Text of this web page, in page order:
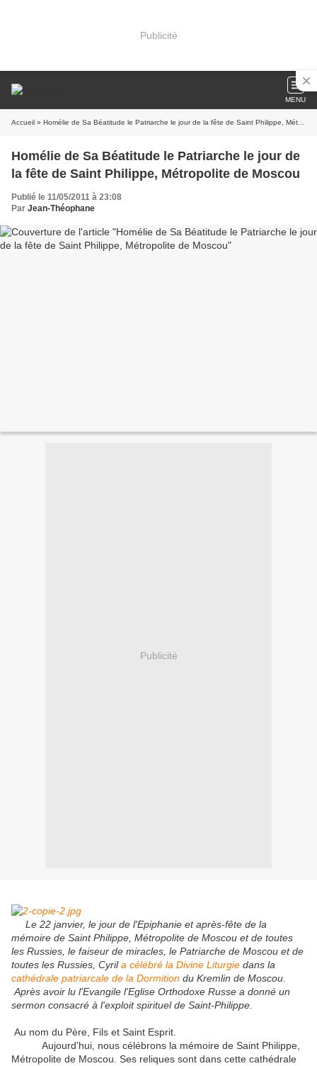
Publicité
MENU
Accueil » Homélie de Sa Béatitude le Patriarche le jour de la fête de Saint Philippe, Métropolite de Moscou
Homélie de Sa Béatitude le Patriarche le jour de
la fête de Saint Philippe, Métropolite de Moscou
Publié le 11/05/2011 à 23:08
Par Jean-Théophane
Publicité
Le 22 janvier, le jour de l'Epiphanie et après-fête de la
mémoire de Saint Philippe, Métropolite de Moscou et de toutes
les Russies, le faiseur de miracles, le Patriarche de Moscou et de
toutes les Russies, Cyrila célébré la Divine Liturgie dans la
cathédrale patriarcale de la Dormition du Kremlin de Moscou.
Après avoir lu l'Evangile l'Eglise Orthodoxe Russe a donné un
sermon consacré à l'exploit spirituel de Saint-Philippe.
Au nom du Père, Fils et Saint Esprit.
Aujourd'hui, nous célébrons la mémoire de Saint Philippe,
Métropolite de Moscou. Ses reliques sont dans cette cathédrale